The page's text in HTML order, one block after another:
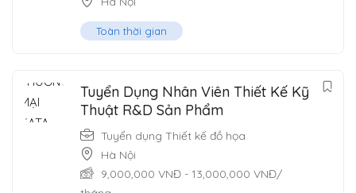
Toàn thời gian
Tuyển Dụng Nhân Viên Thiết Kế Kỹ
Thuật R&D Sản Phẩm
Tuyển dụng Thiết kế đồ họa
Hà Nội
9,000,000 VNĐ - 13,000,000 VNĐ/